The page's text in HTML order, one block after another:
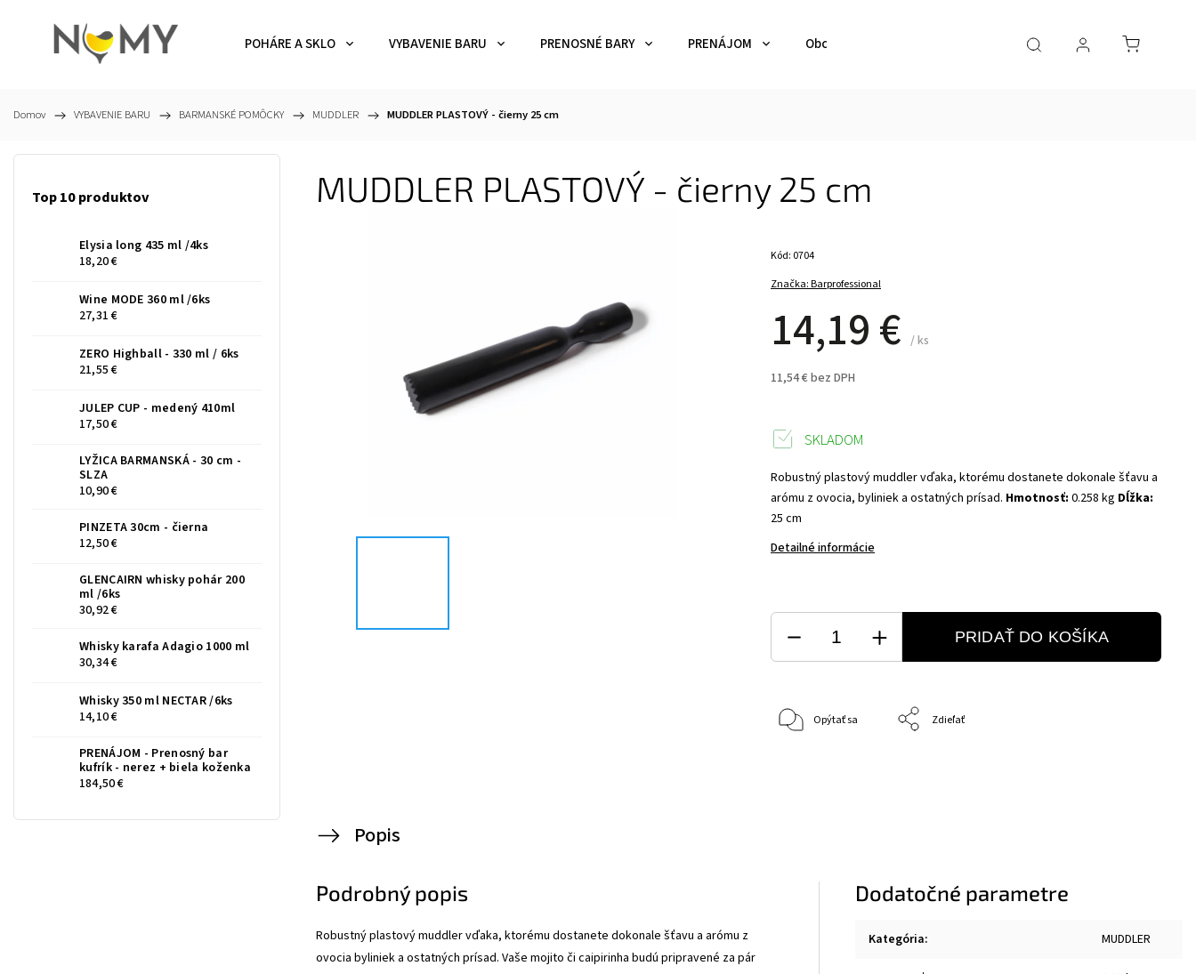
POHÁRE A SKLO VYBAVENIE BARU PRENOSNÉ BARY PRENÁJOM Obchodné podmienky Kontaktujte nás
Domov / VYBAVENIE BARU / BARMANSKÉ POMÔCKY / MUDDLER / MUDDLER PLASTOVÝ - čierny 25 cm
Top 10 produktov
Elysia long 435 ml /4ks
18,20 €
Wine MODE 360 ml /6ks
27,31 €
ZERO Highball - 330 ml / 6ks
21,55 €
JULEP CUP - medený 410ml
17,50 €
LYŽICA BARMANSKÁ - 30 cm -
SLZA
10,90 €
PINZETA 30cm - čierna
12,50 €
GLENCAIRN whisky pohár 200
ml /6ks
30,92 €
Whisky karafa Adagio 1000 ml
30,34 €
Whisky 350 ml NECTAR /6ks
14,10 €
PRENÁJOM - Prenosný bar
kufrík - nerez + biela koženka
184,50 €
MUDDLER PLASTOVÝ - čierny 25 cm
Značka:Barprofessional
14,19 € / ks
11,54 € bez DPH
Kód: 0704
Robustný plastový muddler vďaka, ktorému dostanete dokonale šťavu a
arómu z ovocia, byliniek a ostatných prísad. Hmotnosť: 0.258 kg Dĺžka:
25 cm
Detailné informácie
SKLADOM
PRIDAŤ DO KOŠÍKA
Opýtať sa Zdieľať
Popis
Podrobný popis
Robustný plastový muddler vďaka, ktorému dostanete dokonale šťavu a arómu z
ovocia byliniek a ostatných prísad. Vaše mojito či caipirinha budú pripravené za pár
Dodatočné parametre
Kategória: MUDDLER